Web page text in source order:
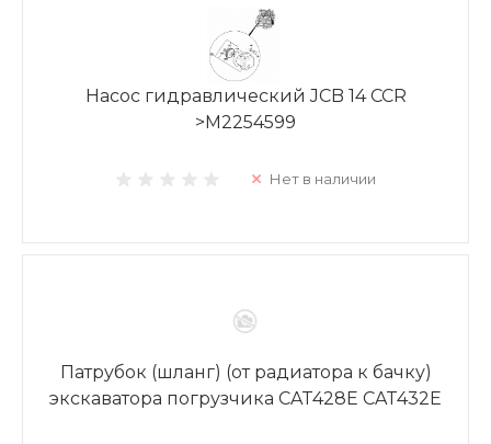
Насос гидравлический JCB 14 CCR
>M2254599
Нет в наличии
Патрубок (шланг) (от радиатора к бачку)
экскаватора погрузчика CAT428E CAT432E